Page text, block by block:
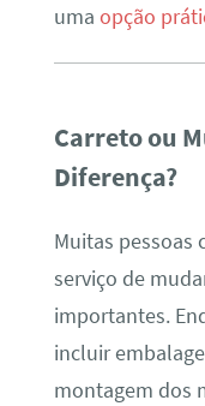
uma opção
Carreto ou
Diferença?
Muitas pessoas
serviço de
importantes.
incluir
montagem dos